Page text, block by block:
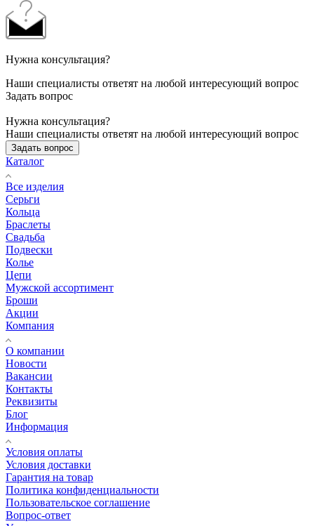
Нужна консультация?
Наши специалисты ответят на любой интересующий вопрос
Задать вопрос
Нужна консультация?
Наши специалисты ответят на любой интересующий вопрос
Задать вопрос
Каталог
Все изделия
Серьги
Кольца
Браслеты
Свадьба
Подвески
Колье
Цепи
Мужской ассортимент
Броши
Акции
Компания
О компании
Новости
Вакансии
Контакты
Реквизиты
Блог
Информация
Условия оплаты
Условия доставки
Гарантия на товар
Политика конфиденциальности
Пользовательское соглашение
Вопрос-ответ